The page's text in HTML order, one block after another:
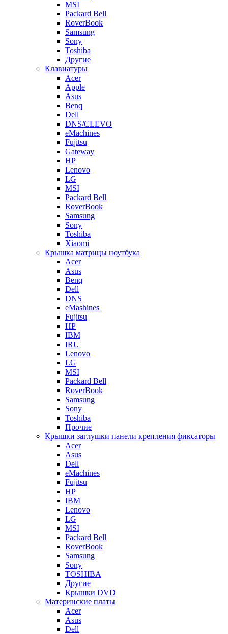
MSI
Packard Bell
RoverBook
Samsung
Sony
Toshiba
Другие
Клавиатуры
Acer
Apple
Asus
Benq
Dell
DNS/CLEVO
eMachines
Fujitsu
Gateway
HP
Lenovo
LG
MSI
Packard Bell
RoverBook
Samsung
Sony
Toshiba
Xiaomi
Крышка матрицы ноутбука
Acer
Asus
Benq
Dell
DNS
eMashines
Fujitsu
HP
IBM
IRU
Lenovo
LG
MSI
Packard Bell
RoverBook
Samsung
Sony
Toshiba
Прочие
Крышки заглушки панели крепления фиксаторы
Acer
Asus
Dell
eMachines
Fujitsu
HP
IBM
Lenovo
LG
MSI
Packard Bell
RoverBook
Samsung
Sony
TOSHIBA
Другие
Крышки DVD
Материнские платы
Acer
Asus
Dell